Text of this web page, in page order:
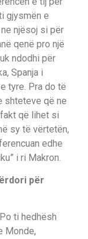
gjysmën e
njësoj si për
qenë pro një
ndodhi për
Spanja i
tyre. Pra do të
shteteve që ne
që lihet si
sy të vërtetën,
edhe
i ri Makron.
për
ti hedhësh
Monde,